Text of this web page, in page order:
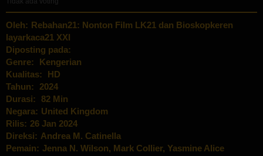
Oleh: Rebahan21: Nonton Film LK21 dan Bioskopkeren
layarkaca21 XXI
Diposting pada:
Genre:
Kengerian
Kualitas:
HD
Tahun:
2024
Durasi: 82 Min
Negara: United Kingdom
Rilis: 26 Jan 2024
Direksi: Andrea M. Catinella
Pemain: Jenna N. Wilson, Mark Collier, Yasmine Alice